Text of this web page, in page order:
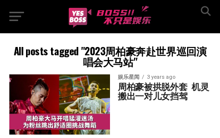
All posts tagged "2023周柏豪奔赴世界巡回演
唱会大马站"
娱乐星闻 3 years ago
周柏豪被拱脱外套  机灵
搬出一对儿女挡驾